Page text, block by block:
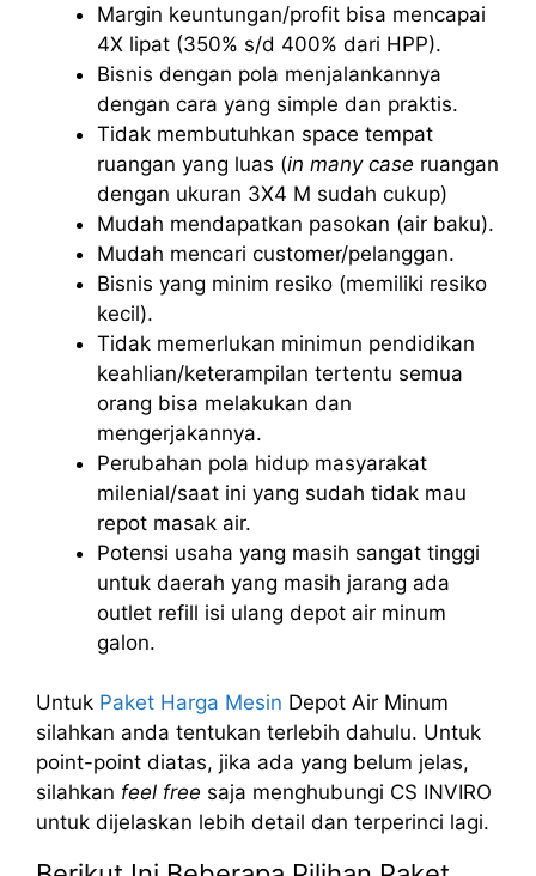
Margin keuntungan/profit bisa mencapai
4X lipat (350% s/d 400% dari HPP).
Bisnis dengan pola menjalankannya
dengan cara yang simple dan praktis.
Tidak membutuhkan space tempat
ruangan yang luas (in many case ruangan
dengan ukuran 3X4 M sudah cukup)
Mudah mendapatkan pasokan (air baku).
Mudah mencari customer/pelanggan.
Bisnis yang minim resiko (memiliki resiko
kecil).
Tidak memerlukan minimun pendidikan
keahlian/keterampilan tertentu semua
orang bisa melakukan dan
mengerjakannya.
Perubahan pola hidup masyarakat
milenial/saat ini yang sudah tidak mau
repot masak air.
Potensi usaha yang masih sangat tinggi
untuk daerah yang masih jarang ada
outlet refill isi ulang depot air minum
galon.
Untuk Paket Harga Mesin Depot Air Minum
silahkan anda tentukan terlebih dahulu. Untuk
point-point diatas, jika ada yang belum jelas,
silahkan feel free saja menghubungi CS INVIRO
untuk dijelaskan lebih detail dan terperinci lagi.